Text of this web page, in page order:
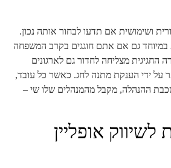
ושימושית אם תדעו לבחור אותה נכון.
גם אם אתם חוגגים בקרב המשפחה
החגיגית מצליחה לחדור גם לארגונים
על ידי הענקת מתנה לחג. כאשר כל עובד,
ההנהלה, מקבל מהמנהלים שלו שי –
אופליין